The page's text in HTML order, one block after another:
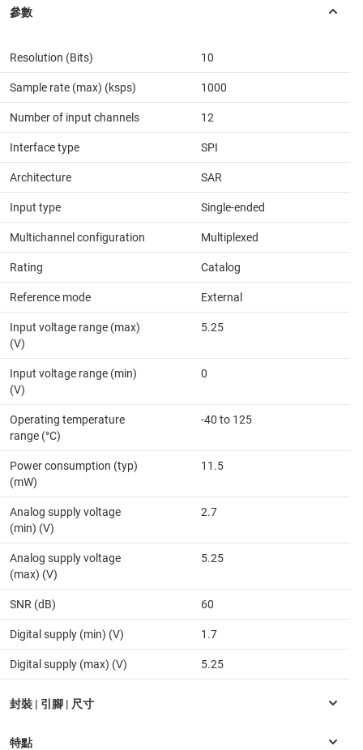
Resolution (Bits) 10
Sample rate (max) (ksps) 1000
Number of input channels 12
Interface type SPI
Architecture SAR
Input type Single-ended
Multichannel configuration Multiplexed
Rating Catalog
Reference mode External
Input voltage range (max)
(V)
5.25
Input voltage range (min)
(V)
0
Operating temperature
range (°C)
-40 to 125
Power consumption (typ)
(mW)
11.5
Analog supply voltage
(min) (V)
2.7
Analog supply voltage
(max) (V)
5.25
SNR (dB) 60
Digital supply (min) (V) 1.7
Digital supply (max) (V) 5.25